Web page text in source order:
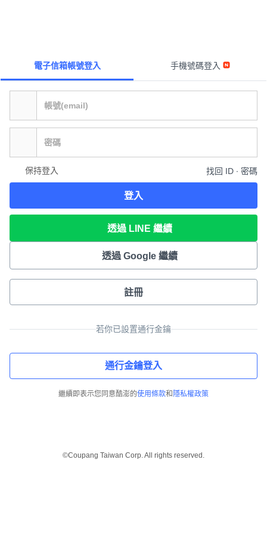
電子信箱帳號登入 手機號碼登入
保持登入 找回 ID ∙ 密碼
登入
透過 LINE 繼續
透過 Google 繼續
註冊
若你已設置通行金鑰
通行金鑰登入
繼續即表示您同意酷澎的使用條款和 隱私權政策
©Coupang Taiwan Corp. All rights reserved.